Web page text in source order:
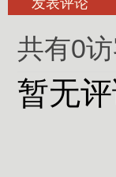
发表评论
共有0
暂无